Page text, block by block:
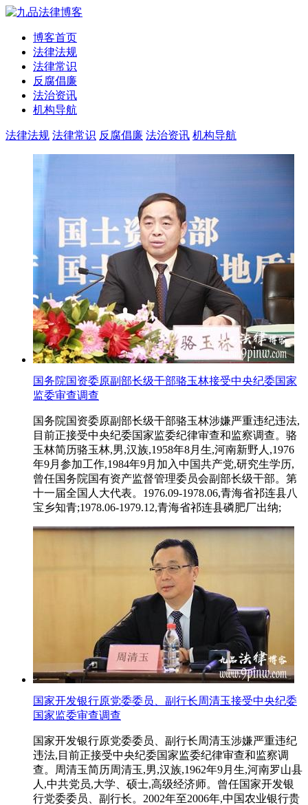
博客首页
法律法规
法律常识
反腐倡廉
法治资讯
机构导航
法律法规 法律常识 反腐倡廉 法治资讯 机构导航
国务院国资委原副部长级干部骆玉林接受中央纪委国家
监委审查调查
国务院国资委原副部长级干部骆玉林涉嫌严重违纪违法,
目前正接受中央纪委国家监委纪律审查和监察调查。骆
玉林简历骆玉林,男,汉族,1958年8月生,河南新野人,1976
年9月参加工作,1984年9月加入中国共产党,研究生学历,
曾任国务院国有资产监督管理委员会副部长级干部。第
十一届全国人大代表。1976.09-1978.06,青海省祁连县八
宝乡知青;1978.06-1979.12,青海省祁连县磷肥厂出纳;
国家开发银行原党委委员、副行长周清玉接受中央纪委
国家监委审查调查
国家开发银行原党委委员、副行长周清玉涉嫌严重违纪
违法,目前正接受中央纪委国家监委纪律审查和监察调
查。周清玉简历周清玉,男,汉族,1962年9月生,河南罗山县
人,中共党员,大学、硕士,高级经济师。曾任国家开发银
行党委委员、副行长。2002年至2006年,中国农业银行贵